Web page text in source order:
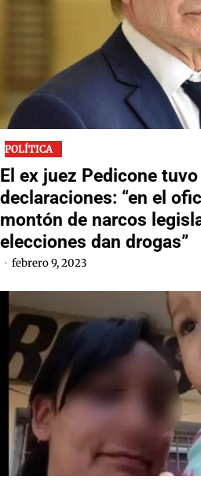
POLÍTICA
El ex juez Pedicone
declaraciones: “en el
montón de narcos
elecciones dan drogas”
febrero 9, 2023